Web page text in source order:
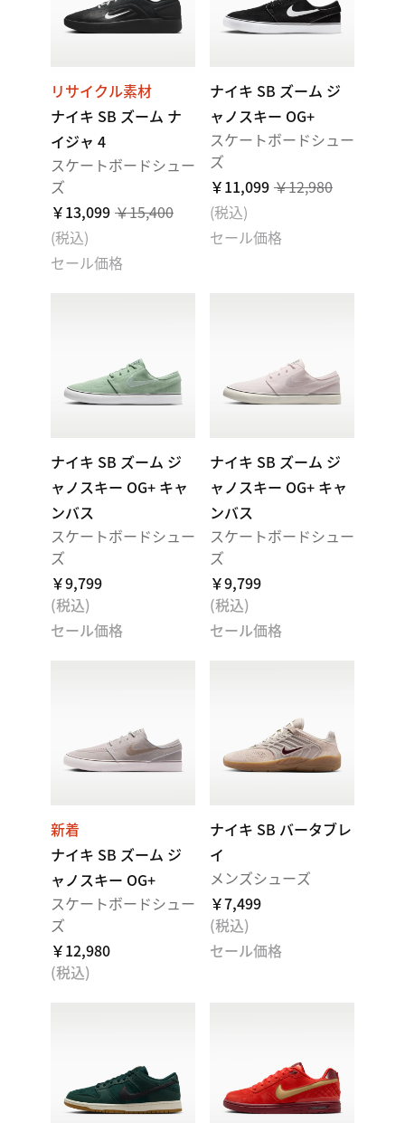
リサイクル素材
ナイキ SB ズーム ナ
イジャ 4
スケートボードシュー
ズ
￥13,099 ￥15,400
(税込)
セール価格
ナイキ SB ズーム ジ
ャノスキー OG+
スケートボードシュー
ズ
￥11,099 ￥12,980
(税込)
セール価格
ナイキ SB ズーム ジ
ャノスキー OG+ キャ
ンバス
スケートボードシュー
ズ
￥9,799
(税込)
セール価格
ナイキ SB ズーム ジ
ャノスキー OG+ キャ
ンバス
スケートボードシュー
ズ
￥9,799
(税込)
セール価格
新着
ナイキ SB ズーム ジ
ャノスキー OG+
スケートボードシュー
ズ
￥12,980
(税込)
ナイキ SB バータブレ
イ
メンズシューズ
￥7,499
(税込)
セール価格